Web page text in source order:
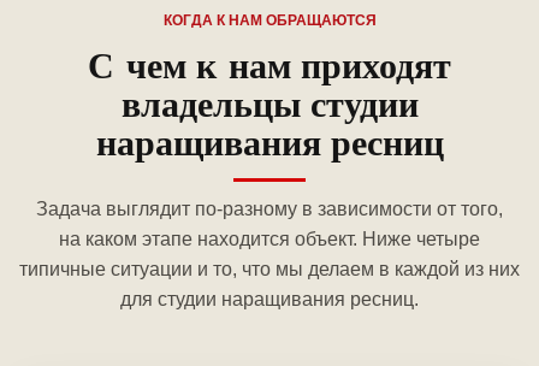
КОГДА К НАМ ОБРАЩАЮТСЯ
С чем к нам приходят
владельцы студии
наращивания ресниц
Задача выглядит по-разному в зависимости от того,
на каком этапе находится объект. Ниже четыре
типичные ситуации и то, что мы делаем в каждой из них
для студии наращивания ресниц.